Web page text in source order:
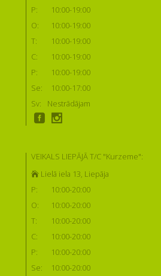
P:
10:00-19:00
O:
10:00-19:00
T:
10:00-19:00
C:
10:00-19:00
P:
10:00-19:00
Se:
10:00-17:00
Sv:
Nestrādājam
VEIKALS LIEPĀJĀ T/C "Kurzeme":
Lielā iela 13, Liepāja
P:
10:00-20:00
O:
10:00-20:00
T:
10:00-20:00
C:
10:00-20:00
P:
10:00-20:00
Se:
10:00-20:00